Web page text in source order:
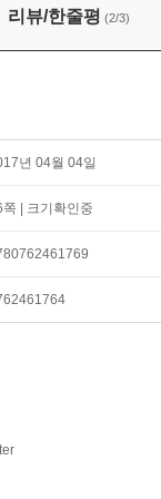
Hat and Sticker
리뷰/한줄평 (2/3)
년 04월 04일
쪽 | 크기확인중